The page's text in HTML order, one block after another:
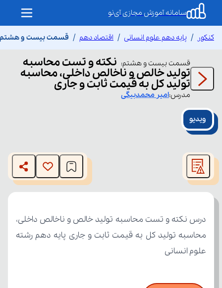
سامانه آموزش مجازی آی‌نو
کنکور پایه دهم علوم انسانی اقتصاد دهم قسمت بیست و هشتم
قسمت بیست و هشتم: نکته و تست محاسبه
تولید خالص و ناخالص داخلی، محاسبه
تولید کل به قیمت ثابت و جاری
مدرس:امیر محمدبیگی
ویدیو
modal
window.
The media could not be loaded, either because the server
or network failed or because the format is not supported.
علوم انسانی